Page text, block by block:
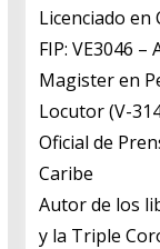
Licenciado en
FIP: VE3046 –
​Magister en
​Locutor (V-
​Oficial de
Caribe
​Autor de los
y la Triple